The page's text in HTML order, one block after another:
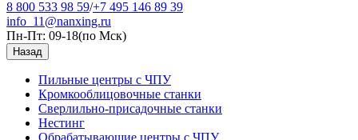
8 800 533 98 59/+7 495 146 89 39
info_11@nanxing.ru
Пн-Пт: 09-18(по Мск)
Назад
Пильные центры с ЧПУ
Кромкооблицовочные станки
Сверлильно-присадочные станки
Нестинг
Обрабатывающие центры с ЧПУ